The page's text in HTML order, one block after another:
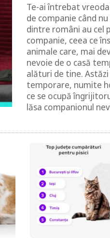
Te-ai întrebat
de companie când
dintre români au cel
companie, ceea ce
animale care, mai
nevoie de o casă
alături de tine.
temporare, numite
ce se ocupă
lăsa companionul